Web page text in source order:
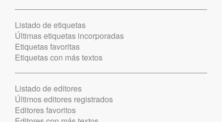
Listado de etiquetas
Últimas etiquetas incorporadas
Etiquetas favoritas
Etiquetas con más textos
Listado de editores
Últimos editores registrados
Editores favoritos